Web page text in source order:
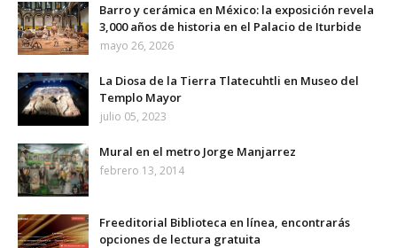
Barro y cerámica en México: la exposición revela
3,000 años de historia en el Palacio de Iturbide
mayo 26, 2026
La Diosa de la Tierra Tlatecuhtli en Museo del
Templo Mayor
julio 05, 2023
Mural en el metro Jorge Manjarrez
febrero 13, 2014
Freeditorial Biblioteca en línea, encontrarás
opciones de lectura gratuita